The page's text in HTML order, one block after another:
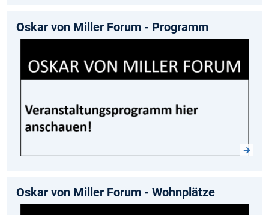
Oskar von Miller Forum - Programm
Oskar von Miller Forum - Wohnplätze